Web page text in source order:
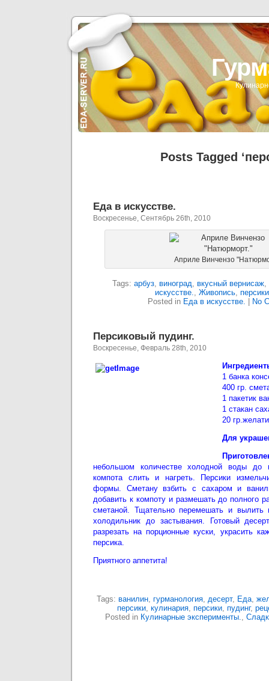
Posts Tagged
Еда в искусстве.
Воскресенье, Сентябрь 26th, 2010
Априле Винчензо
Tags: арбуз, виноград, вкусный вернисаж,
искусстве., Живопись, персики
Posted in Еда в искусстве. No
Персиковый пудинг.
Воскресенье, Февраль 28th, 2010
1 банка
400 гр.
1 пакетик
1 стакан
20
Для
небольшом количестве холодной воды до
компота слить и нагреть. Персики
формы. Сметану взбить с сахаром и
добавить к компоту и размешать до полного
сметаной. Тщательно перемешать и вылить
холодильник до застывания. Готовый
разрезать на порционные куски, украсить
персика.
Приятного аппетита!
Tags: ванилин, гурманология, десерт, Еда,
персики, кулинария, персики, пудинг,
Posted in Кулинарные эксперименты.,